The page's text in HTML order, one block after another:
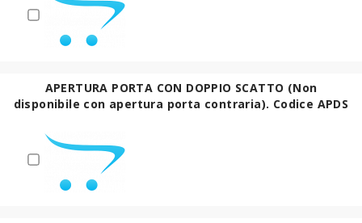
APERTURA PORTA CON DOPPIO SCATTO (Non
disponibile con apertura porta contraria). Codice APDS